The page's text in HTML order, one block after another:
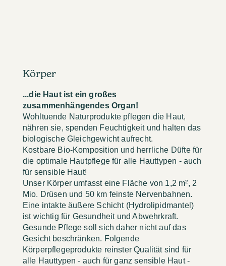
Körper
...die Haut ist ein großes
zusammenhängendes Organ!
Wohltuende Naturprodukte pflegen die Haut,
nähren sie, spenden Feuchtigkeit und halten das
biologische Gleichgewicht aufrecht.
Kostbare Bio-Komposition und herrliche Düfte für
die optimale Hautpflege für alle Hauttypen - auch
für sensible Haut!
Unser Körper umfasst eine Fläche von 1,2 m², 2
Mio. Drüsen und 50 km feinste Nervenbahnen.
Eine intakte äußere Schicht (Hydrolipidmantel)
ist wichtig für Gesundheit und Abwehrkraft.
Gesunde Pflege soll sich daher nicht auf das
Gesicht beschränken. Folgende
Körperpflegeprodukte reinster Qualität sind für
alle Hauttypen - auch für ganz sensible Haut -